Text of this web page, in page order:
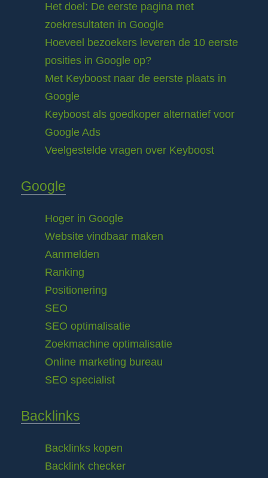
Het doel: De eerste pagina met
zoekresultaten in Google
Hoeveel bezoekers leveren de 10 eerste
posities in Google op?
Met Keyboost naar de eerste plaats in
Google
Keyboost als goedkoper alternatief voor
Google Ads
Veelgestelde vragen over Keyboost
Google
Hoger in Google
Website vindbaar maken
Aanmelden
Ranking
Positionering
SEO
SEO optimalisatie
Zoekmachine optimalisatie
Online marketing bureau
SEO specialist
Backlinks
Backlinks kopen
Backlink checker